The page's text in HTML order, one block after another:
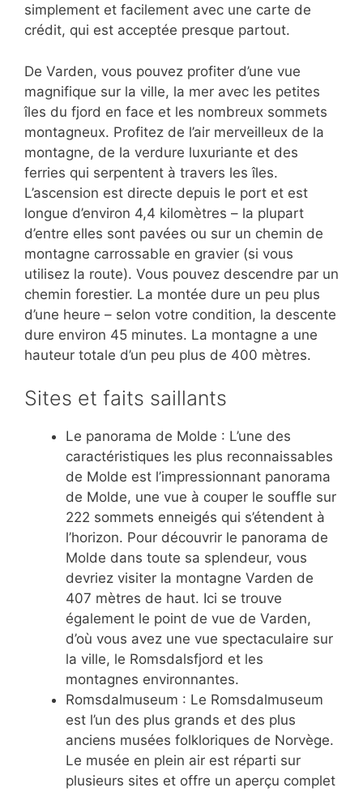
simplement et facilement avec une carte de
crédit, qui est acceptée presque partout.
De Varden, vous pouvez profiter d’une vue
magnifique sur la ville, la mer avec les petites
îles du fjord en face et les nombreux sommets
montagneux. Profitez de l’air merveilleux de la
montagne, de la verdure luxuriante et des
ferries qui serpentent à travers les îles.
L’ascension est directe depuis le port et est
longue d’environ 4,4 kilomètres – la plupart
d’entre elles sont pavées ou sur un chemin de
montagne carrossable en gravier (si vous
utilisez la route). Vous pouvez descendre par un
chemin forestier. La montée dure un peu plus
d’une heure – selon votre condition, la descente
dure environ 45 minutes. La montagne a une
hauteur totale d’un peu plus de 400 mètres.
Sites et faits saillants
Le panorama de Molde : L’une des
caractéristiques les plus reconnaissables
de Molde est l’impressionnant panorama
de Molde, une vue à couper le souffle sur
222 sommets enneigés qui s’étendent à
l’horizon. Pour découvrir le panorama de
Molde dans toute sa splendeur, vous
devriez visiter la montagne Varden de
407 mètres de haut. Ici se trouve
également le point de vue de Varden,
d’où vous avez une vue spectaculaire sur
la ville, le Romsdalsfjord et les
montagnes environnantes.
Romsdalmuseum : Le Romsdalmuseum
est l’un des plus grands et des plus
anciens musées folkloriques de Norvège.
Le musée en plein air est réparti sur
plusieurs sites et offre un aperçu complet